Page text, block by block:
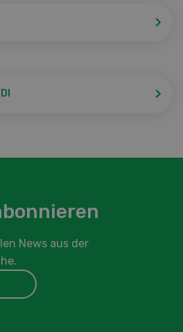
News aus der